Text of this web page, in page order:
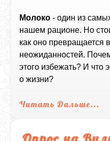
Молоко - один из
нашем рационе. Но
как оно превращается
неожиданностей.
этого избежать? И что
о жизни?
Читать Дальше...